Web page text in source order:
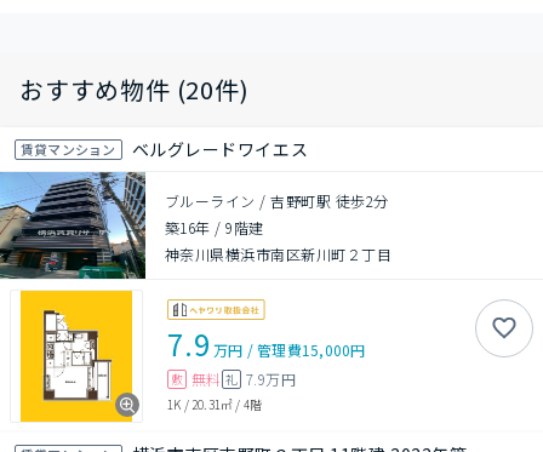
おすすめ物件 (20件)
賃貸マンション ベルグレードワイエス
ブルーライン / 吉野町駅 徒歩2分
築16年 /9階建
神奈川県横浜市南区新川町２丁目
7.9 万円 /管理費15,000円
敷 無料 礼 7.9万円
1K /20.31㎡ / 4階